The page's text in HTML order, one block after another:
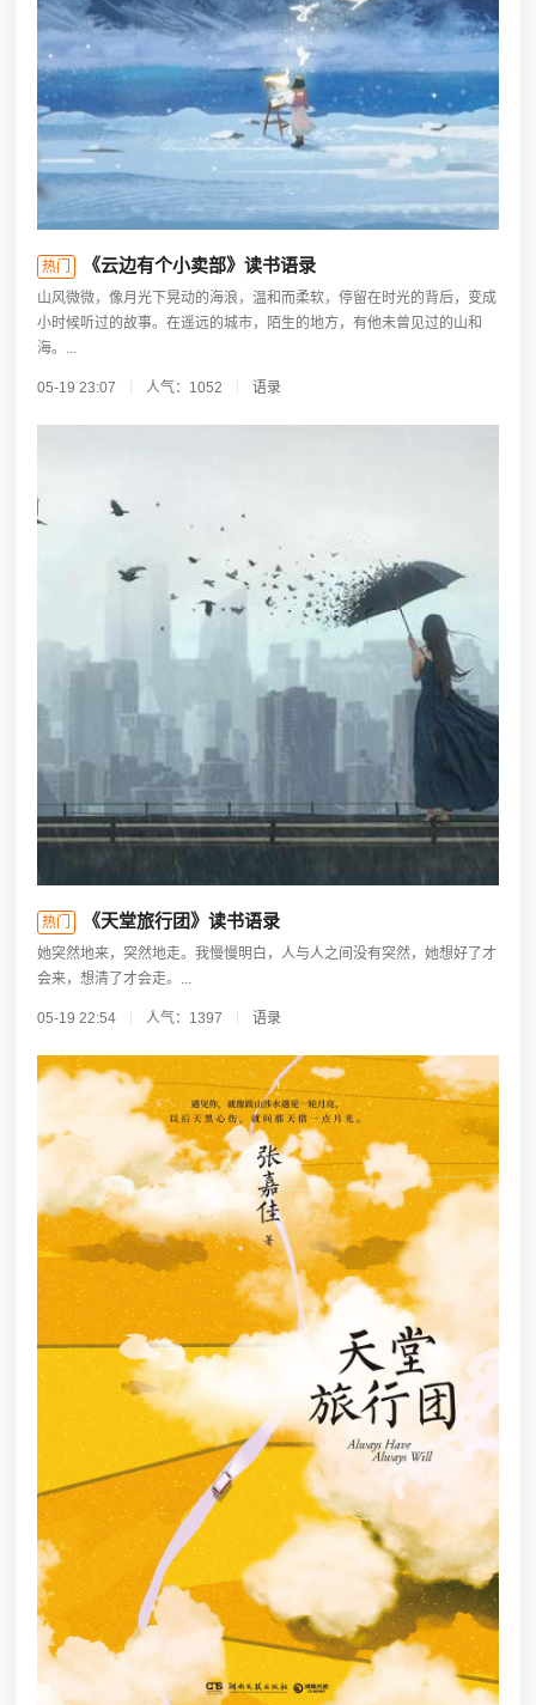
热门 《云边有个小卖部》读书语录
山风微微，像月光下晃动的海浪，温和而柔软，停留在时光的背后，变成
小时候听过的故事。在遥远的城市，陌生的地方，有他未曾见过的山和
海。...
05-19 23:07 人气：1052 语录
热门 《天堂旅行团》读书语录
她突然地来，突然地走。我慢慢明白，人与人之间没有突然，她想好了才
会来，想清了才会走。...
05-19 22:54 人气：1397 语录